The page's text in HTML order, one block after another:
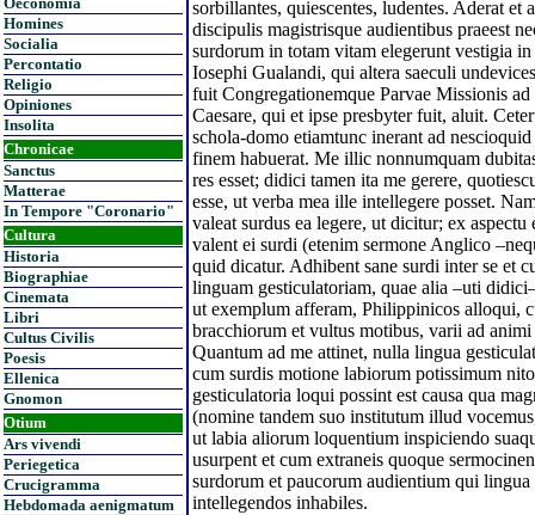
Homines
Socialia
Percontatio
Religio
Opiniones
Insolita
Chronicae
Sanctus
Matterae
In Tempore "Coronario"
Cultura
Historia
Biographiae
Cinemata
Libri
Cultus Civilis
Poesis
Ellenica
Gnomon
Otium
Ars vivendi
Periegetica
Crucigramma
Hebdomada aenigmatum
sorbillantes, quiescentes, ludentes. Aderat
discipulis magistrisque audientibus praeest
surdorum in totam vitam elegerunt vestigia
Iosephi Gualandi, qui altera saeculi
fuit Congregationemque Parvae Missionis
Caesare, qui et ipse presbyter fuit, aluit.
schola-domo etiamtunc inerant ad
finem habuerat. Me illic nonnumquam
res esset; didici tamen ita me gerere,
esse, ut verba mea ille intellegere posset.
valeat surdus ea legere, ut dicitur; ex
valent ei surdi (etenim sermone Anglico
quid dicatur. Adhibent sane surdi inter se et
linguam gesticulatoriam, quae alia –uti
ut exemplum afferam, Philippinicos alloqui,
bracchiorum et vultus motibus, varii ad
Quantum ad me attinet, nulla lingua
cum surdis motione labiorum potissimum
gesticulatoria loqui possint est causa qua
(nomine tandem suo institutum illud
ut labia aliorum loquentium inspiciendo
usurpent et cum extraneis quoque
surdorum et paucorum audientium qui
intellegendos inhabiles.